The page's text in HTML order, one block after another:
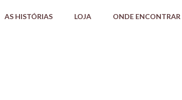
AS HISTÓRIAS LOJA ONDE ENCONTRAR